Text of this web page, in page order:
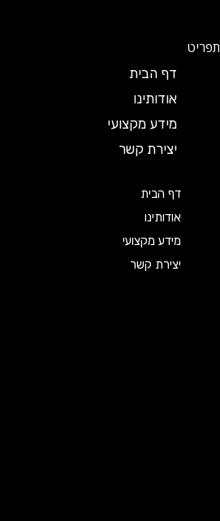
תפריט
דף הבית
אודותינו
מידע מקצועי
יצירת קשר
דף הבית
אודותינו
מידע מקצועי
יצירת קשר